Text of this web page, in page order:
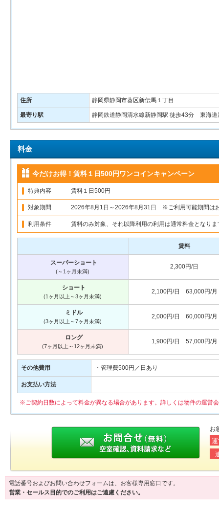
住所 静岡県静岡市葵区新伝馬１丁目
最寄り駅 静岡鉄道静岡清水線新静岡駅 徒歩43分 東海
料金
今だけお得！賃料１日500円ワンコインキャンペーン
特典内容 賃料１日500円
対象期間 2026年8月1日～2026年8月31日 ※ご利用可能期間は
利用条件 賃料のみ対象、それ以降利用の利用は通常料金となり
賃料
スーパーショート
(～1ヶ月未満)
2,300円/日
ショート
(1ヶ月以上～3ヶ月未満)
2,100円/日 63,000円/月
ミドル
(3ヶ月以上～7ヶ月未満)
2,000円/日 60,000円/月
ロング
(7ヶ月以上～12ヶ月未満)
1,900円/日 57,000円/月
その他費用 ・管理費500円／日あり
お支払い方法
※ご契約日数によって料金が異なる場合があります。詳しくは物件の運営
お
電話番号およびお問い合わせフォームは、お客様専用窓口です。
営業・セールス目的でのご利用はご遠慮ください。